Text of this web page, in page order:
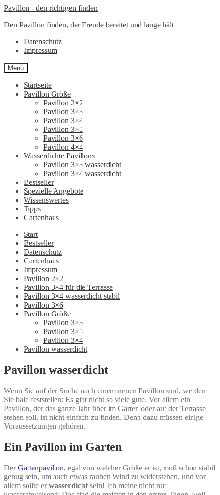
Zur
springen
Zum
springen
Pavillon - den richtigen finden
Den Pavillon finden, der Freude bereitet und lange hält
Datenschutz
Impressum
Menü
Startseite
Pavillon Größe
Pavillon 2×2
Pavillon 3×3
Pavillon 3×4
Pavillon 3×5
Pavillon 3×6
Pavillon 4×4
Wasserdichte Pavillons
Pavillon 3×3 wasserdicht
Pavillon 3×4 wasserdicht
Bestseller
Spezielle Angebote
Wissenswertes
Tipps
Gartenhaus
Start
Bestseller
Datenschutz
Gartenhaus
Impressum
Pavillon 2×2
Pavillon 3×4 für die Terrasse
Pavillon 3×4 wasserdicht stabil
Pavillon 3×6
Pavillon Größe
Pavillon 3×3
Pavillon 3×5
Pavillon 3×4
Pavillon wasserdicht
Pavillon wasserdicht
Wenn Sie auf der Suche nach einem neuen Pavillon sind, werden
Sie bald feststellen: Es gibt nicht so viele gute. Vor allem ein
Pavillon, der das ganze Jahr über im Garten oder auf der Terrasse
stehen soll, ist nicht einfach zu finden. Denn dazu müssen einige
Voraussetzungen gehören.
Ein Pavillon im Garten
DerGartenpavillon, egal von welcher Größe er ist, muß schon stabil
genug sein, um auch etwas rauhen Wind zu widerstehen, und vor
allem sollte erwasserdicht sein! Ich meine nicht nur